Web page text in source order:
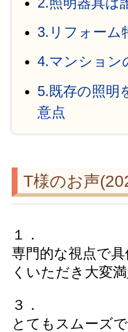
3.リフォーム
4.マンション
5.既存の照明
意点
T様のお声
１．
専門的な視点で
くいただき大変
３．
とてもスムーズ